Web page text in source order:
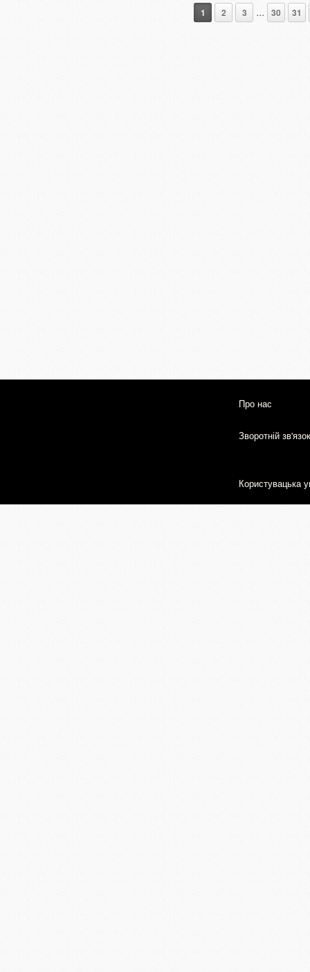
1 2 3 ... 30 31
Про нас
Зворотній зв'язок
Користувацька